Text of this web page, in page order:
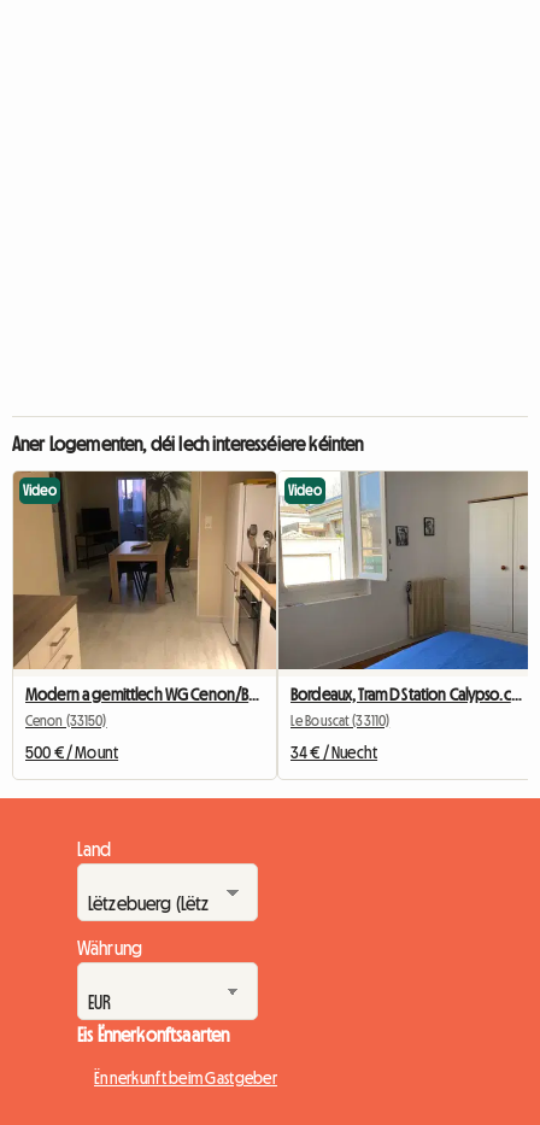
Aner Logementen, déi Iech interesséiere kéinten
Video
Modern a gemittlech WG Cenon/Bastide – 2 Zëmmer fräi
Cenon (33150)
500 € / Mount
Video
Bordeaux, Tram D Station Calypso.ch+SDB+wc Privées
Le Bouscat (33110)
34 € / Nuecht
Land
Währung
Eis Ënnerkonftsaarten
Ënnerkunft beim Gastgeber